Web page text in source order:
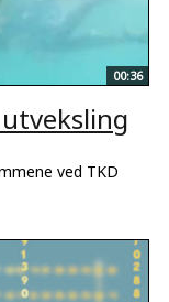
00:36
ved TKD